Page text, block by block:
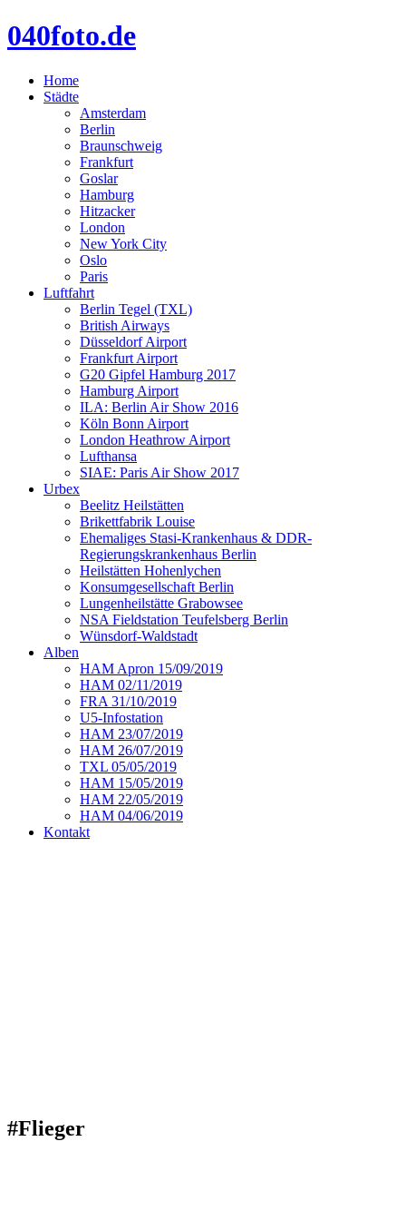
040foto.de
Home
Städte
Amsterdam
Berlin
Braunschweig
Frankfurt
Goslar
Hamburg
Hitzacker
London
New York City
Oslo
Paris
Luftfahrt
Berlin Tegel (TXL)
British Airways
Düsseldorf Airport
Frankfurt Airport
G20 Gipfel Hamburg 2017
Hamburg Airport
ILA: Berlin Air Show 2016
Köln Bonn Airport
London Heathrow Airport
Lufthansa
SIAE: Paris Air Show 2017
Urbex
Beelitz Heilstätten
Brikettfabrik Louise
Ehemaliges Stasi-Krankenhaus & DDR-
Regierungskrankenhaus Berlin
Heilstätten Hohenlychen
Konsumgesellschaft Berlin
Lungenheilstätte Grabowsee
NSA Fieldstation Teufelsberg Berlin
Wünsdorf-Waldstadt
Alben
HAM Apron 15/09/2019
HAM 02/11/2019
FRA 31/10/2019
U5-Infostation
HAM 23/07/2019
HAM 26/07/2019
TXL 05/05/2019
HAM 15/05/2019
HAM 22/05/2019
HAM 04/06/2019
Kontakt
#Flieger